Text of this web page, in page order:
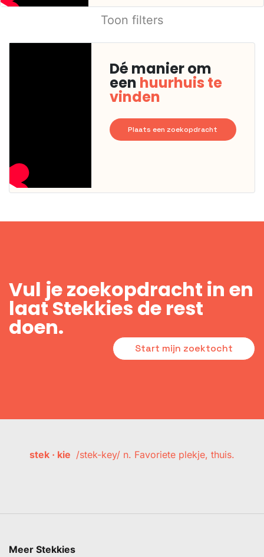
Toon filters
Dé manier om
een huurhuis te
vinden
Plaats een zoekopdracht
Vul je zoekopdracht in en
laat Stekkies de rest
doen.
Start mijn zoektocht
stek · kie /stek-key/ n. Favoriete plekje, thuis.
Meer Stekkies